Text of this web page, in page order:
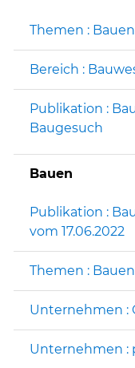
Themen : Bauen
Bereich :
Publikation :
Baugesuch
Bauen
Publikation :
vom 17.06.2022
Themen : Bauen
Unternehmen :
Unternehmen :